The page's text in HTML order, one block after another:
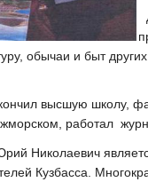
обычаи и быт
высшую школу,
работал
Николаевич
Кузбасса.